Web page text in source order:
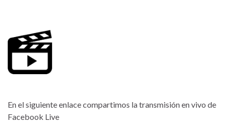
En el siguiente enlace compartimos la transmisión en vivo de
Facebook Live